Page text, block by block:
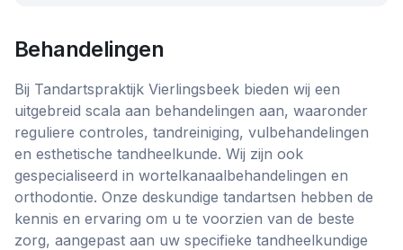
Behandelingen
Bij Tandartspraktijk Vierlingsbeek bieden wij een
uitgebreid scala aan behandelingen aan, waaronder
reguliere controles, tandreiniging, vulbehandelingen
en esthetische tandheelkunde. Wij zijn ook
gespecialiseerd in wortelkanaalbehandelingen en
orthodontie. Onze deskundige tandartsen hebben de
kennis en ervaring om u te voorzien van de beste
zorg, aangepast aan uw specifieke tandheelkundige